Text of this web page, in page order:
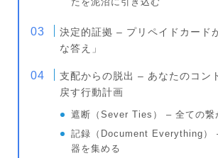
決定的証拠 – プリペイドカード
な答え」
支配からの脱出 – あなたのコン
戻す行動計画
遮断（Sever Ties） – 全ての繋
記録（Document Everything）
器を集める